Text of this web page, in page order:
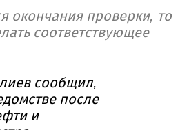
окончания проверки, то
соответствующее
сообщил,
после
и